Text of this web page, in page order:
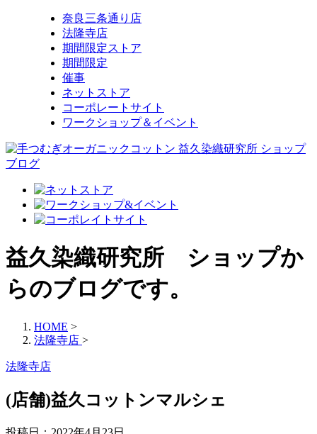
奈良三条通り店
法隆寺店
期間限定ストア
期間限定
催事
ネットストア
コーポレートサイト
ワークショップ＆イベント
益久染織研究所 ショップか
らのブログです。
HOME >
法隆寺店 >
法隆寺店
(店舗)益久コットンマルシェ